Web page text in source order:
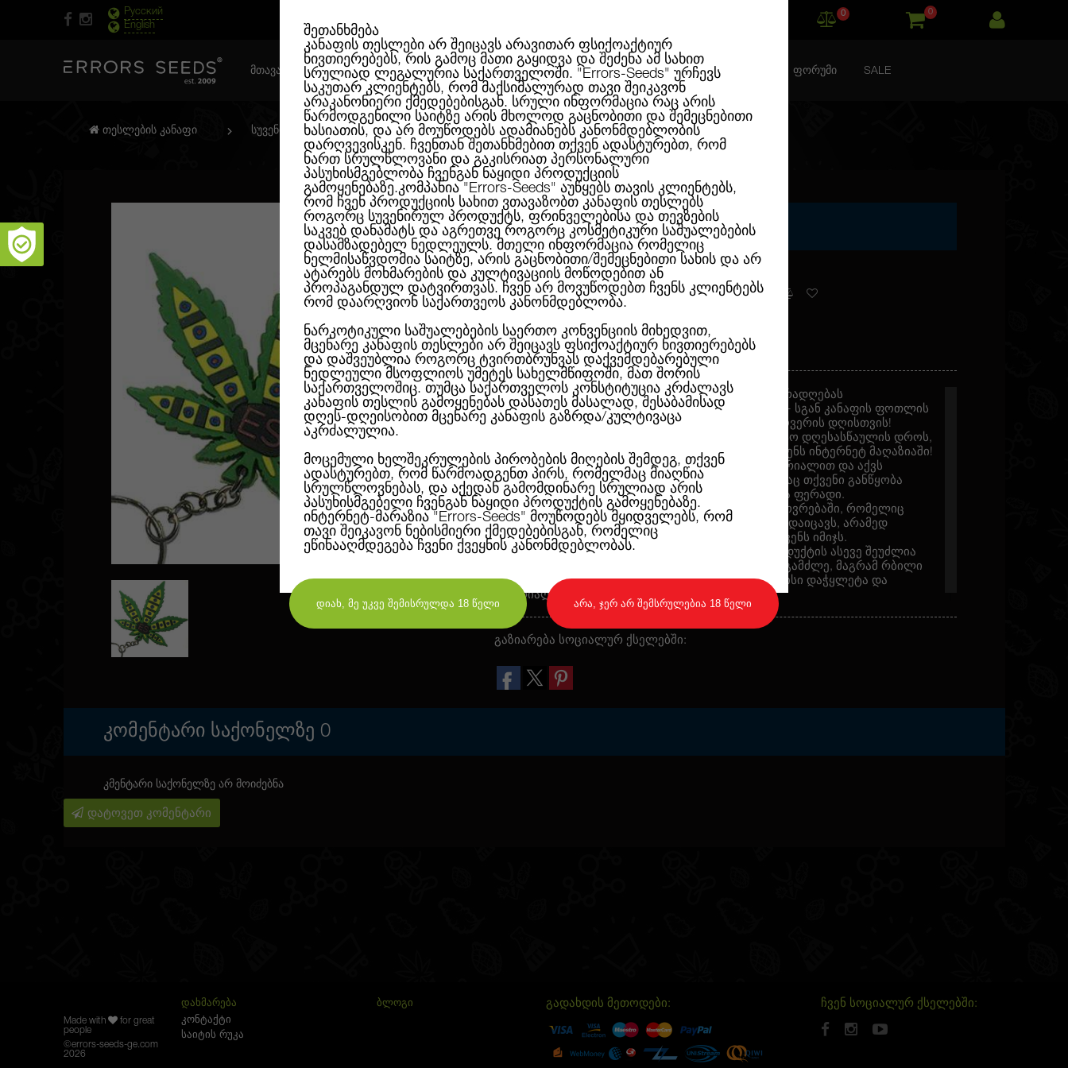
Русский
English
0 0
ᲛᲗᲐᲕᲐᲠᲘ ᲒᲕᲔᲠᲓᲘ ABOUT US CATEGORIES ᲑᲠᲔᲜᲓᲔᲑᲘ ᲑᲚᲝᲒᲘ ᲙᲝᲜᲢᲐᲥᲢᲘ ᲤᲝᲠᲣᲛᲘ SALE
შეთანხმება
კანაფის თესლები არ შეიცავს არავითარ ფსიქოაქტიურ
ნივთიერებებს, რის გამოც მათი გაყიდვა და შეძენა ამ სახით
სრულიად ლეგალურია საქართველოში. "Errors-Seeds" ურჩევს
საკუთარ კლიენტებს, რომ მაქსიმალურად თავი შეიკავონ
არაკანონიერი ქმედებებისგან. სრული ინფორმაცია რაც არის
წარმოდგენილი საიტზე არის მხოლოდ გაცნობითი და შემეცნებითი
ხასიათის, და არ მოუწოდებს ადამიანებს კანონმდებლობის
დარღვევისკენ. ჩვენთან შეთანხმებით თქვენ ადასტურებთ, რომ
ხართ სრულწლოვანი და გაკისრიათ პერსონალური
პასუხისმგებლობა ჩვენგან ნაყიდი პროდუქციის
გამოყენებაზე.კომპანია "Errors-Seeds" აუწყებს თავის კლიენტებს,
რომ ჩვენ პროდუქციის სახით ვთავაზობთ კანაფის თესლებს
როგორც სუვენირულ პროდუქტს, ფრინველებისა და თევზების
საკვებ დანამატს და აგრეთვე როგორც კოსმეტიკური საშუალებების
დასამზადებელ ნედლეულს. მთელი ინფორმაცია რომელიც
ხელმისაწვდომია საიტზე, არის გაცნობითი/შემეცნებითი სახის და არ
ატარებს მოხმარების და კულტივაციის მოწოდებით ან
პროპაგანდულ დატვირთვას. ჩვენ არ მოვუწოდებთ ჩვენს კლიენტებს
რომ დაარღვიონ საქართვეოს კანონმდებლობა.
ნარკოტიკული საშუალებების საერთო კონვენციის მიხედვით,
მცენარე კანაფის თესლები არ შეიცავს ფსიქოაქტიურ ნივთიერებებს
და დაშვეუბლია როგორც ტვირთბრუნვას დაქვემდებარებული
ნედლეული მსოფლიოს უმეტეს სახელმწიფოში, მათ შორის
საქართველოშიც. თუმცა საქართველოს კონსტიტუცია კრძალავს
კანაფის თესლის გამოყენებას დასათეს მასალად, შესაბამისად
დღეს-დღეისობით მცენარე კანაფის გაზრდა/კულტივაცა
აკრძალულია.
მოცემული ხელშეკრულების პირობების მიღების შემდეგ, თქვენ
ადასტურებთ, რომ წარმოადგენთ პირს, რომელმაც მიაღწია
სრულწლოვნებას, და აქედან გამომდინარე სრულიად არის
პასუხისმგებელი ჩვენგან ნაყიდი პროდუქტის გამოყენებაზე.
ინტერნეტ-მარაზია "Errors-Seeds" მოუწოდებს მყიდველებს, რომ
თავი შეიკავონ ნებისმიერი ქმედებებისგან, რომელიც
ეწინააღმდეგება ჩვენი ქვეყნის კანონმდებლობას.
დიახ, მე უკვე შემისრულდა 18 წელი არა, ჯერ არ შემსრულებია 18 წელი
თესლების კანაფი სუვენირული პროდუქცია ბრელოკი Errors Seeds
ᲑᲠᲔᲚᲝᲙᲘ ERRORS SEEDS
3.00ლ არ გვაქვს
ბრენდი: Errors Seeds Silver
ძვირფასო მეგობრებო! წარმოგიდგენთ თქვენს ყურადღებას
ბრენდირებული ბრელოკს კომპანია "Errors Seeds" - სგან კანაფის ფოთლის
ფორმაში, რომელიც სპეციალურად გამოვიდა გროვერის დღისთვის!
სხვათა შორის, იგი შეძენილიათ იყიდოთ არა მარტო დღესასწაულის დროს,
არამედ ნებისმიერ თქვენთვის სასურველ დროს ჩვენს ინტერნეტ მაღაზიაში!
ბრელოკი დამზადებულია სპეციალური ნანო-მატერიალით და აქვს
უნიკალური ნათელი დიზაინი, რომლის წყალობითაც თქვენი განწყობა
იქნება მთელი წლის განმავლობაში ზაფხულისა და ფერადი.
ბრელოკი არსებითი ელემენტია ყოველდღიურ ცხოვრებაში, რომელიც
დაგეხმარებათ არა მხოლოდ თქვენი გასაღებების დაიცავს, არამედ
გახდება თანამედროვე აქსესუარი და შეავსებს თქვენს იმიჯს.
და გარდა ამისა, ყველა ზემოაღნიშნულიდან, პროდუქტის ასევე შეუძლია
შეასრულოს ანტი სტრესულ ფუნქციას თქვენთვის. გამძლე, მაგრამ რბილი
და სასიამოვნო მასალის წყალობით შეგიძლიათ მისი დაჭყლეტა და
დატრიალება როგორც ექსპანდერი
გაზიარება სოციალურ ქსელებში:
ᲙᲝᲛᲔᲜᲢᲐᲠᲘ ᲡᲐᲥᲝᲜᲔᲚᲖᲔ 0
კმენტარი საქონელზე არ მოიძებნა
დატოვეთ კომენტარი
Made with
for great
people
©errors-seeds-ge.com
2026
ᲓᲐᲮᲛᲐᲠᲔᲑᲐ
კონტაქტი
საიტის რუკა
ᲑᲚᲝᲒᲘ გადახდის მეთოდები: ჩვენ სოციალურ ქსელებში: